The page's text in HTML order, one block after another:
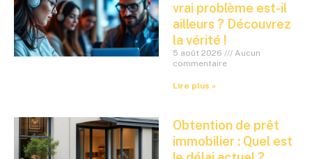
vrai problème est-il
ailleurs ? Découvrez
la vérité !
5 août 2026
Aucun
commentaire
Lire plus »
Obtention de prêt
immobilier : Quel est